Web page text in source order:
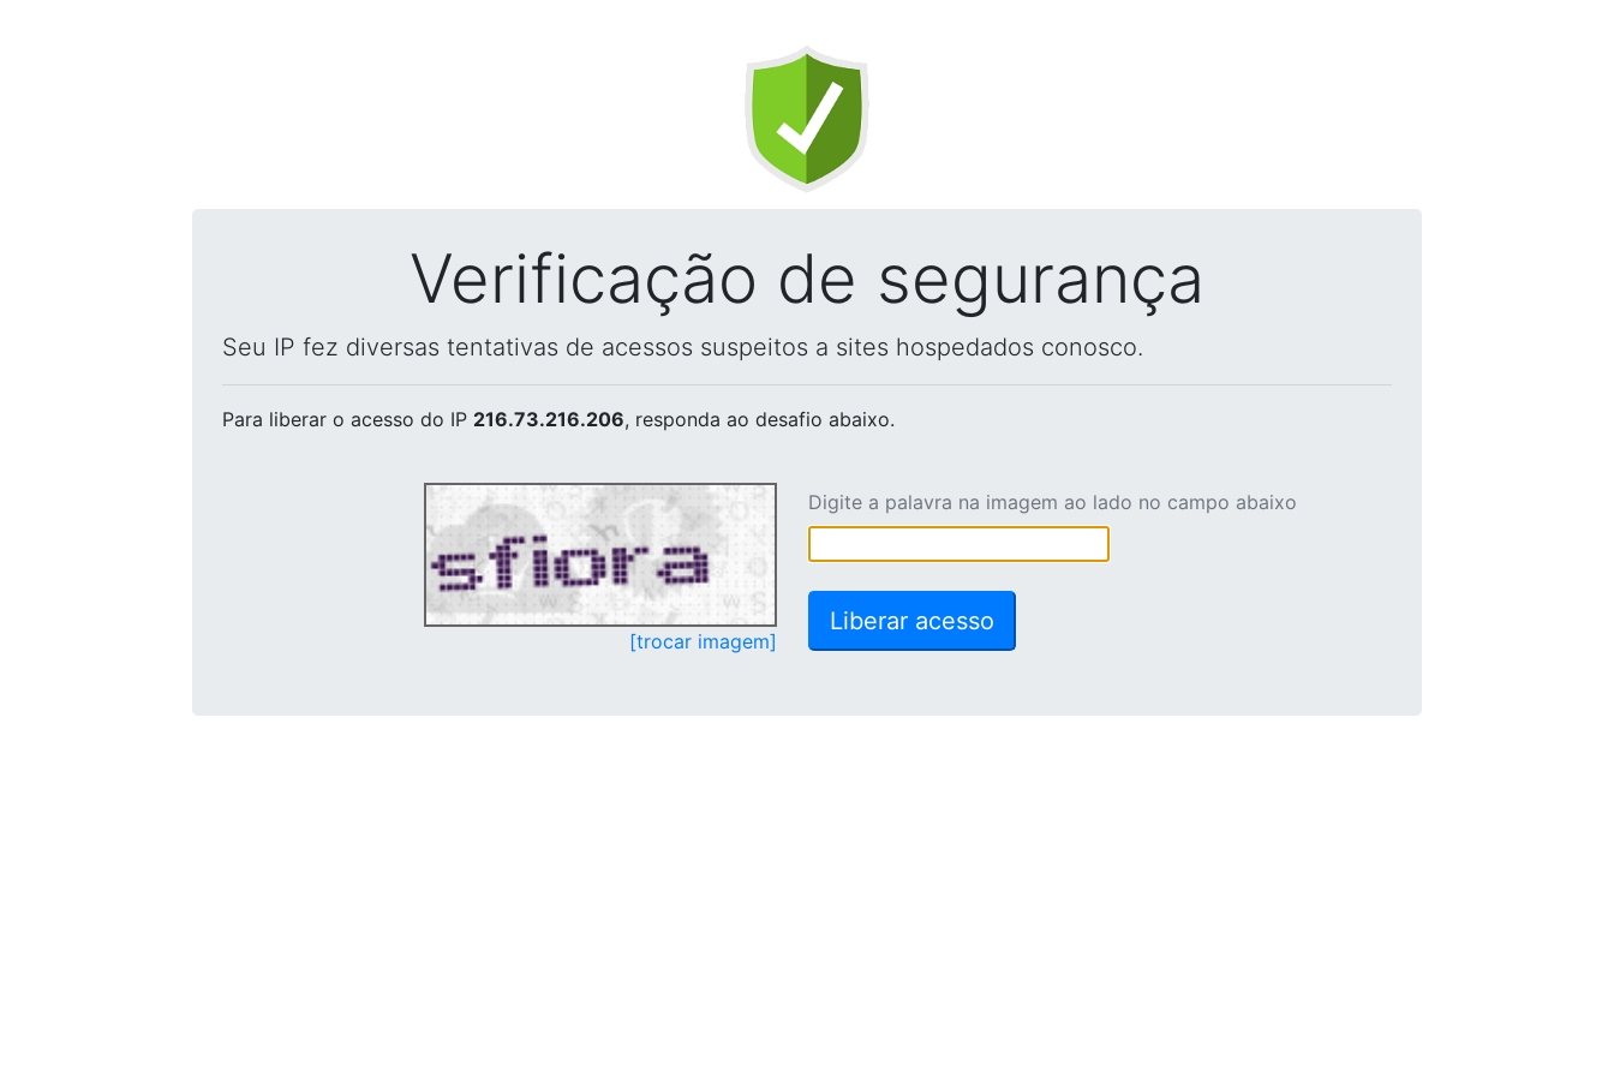
Verificação de segurança
Seu IP fez diversas tentativas de acessos suspeitos a sites hospedados conosco.
Para liberar o acesso do IP 216.73.216.206, responda ao desafio abaixo.
[trocar imagem]
Digite a palavra na imagem ao lado no campo abaixo